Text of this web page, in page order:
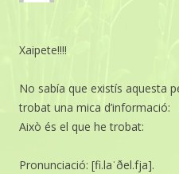
Xaipete!!!!
No sabía que existís aquesta
trobat una mica d’informació:
Això és el que he trobat:
Pronunciació: [fi.laˈðel.fja].